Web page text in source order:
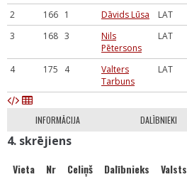
2 166 1 Dāvids Lūsa LAT
3
168 3
Nils
Pētersons
LAT
4 175 4
Valters
Tarbuns
LAT
INFORMĀCIJA DALĪBNIEKI
4. skrējiens
Vieta Nr Celiņš Dalībnieks Valsts